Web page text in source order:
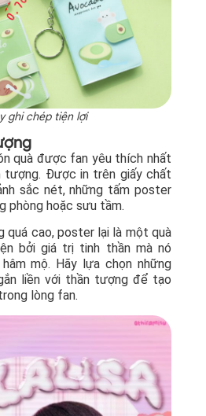
ghi chép tiện lợi
quà được fan yêu thích nhất
tượng. Được in trên giấy chất
sắc nét, những tấm poster
phòng hoặc sưu tầm.
quá cao, poster lại là một quà
bởi giá trị tinh thần mà nó
mộ. Hãy lựa chọn những
liền với thần tượng để tạo
lòng fan.